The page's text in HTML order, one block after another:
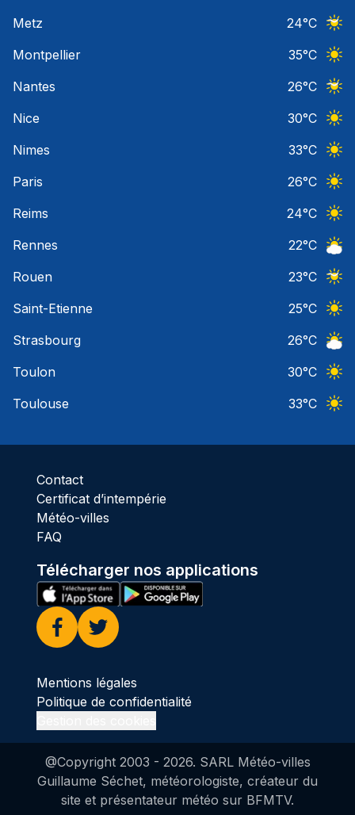
Metz
24°C
Montpellier
35°C
Nantes
26°C
Nice
30°C
Nimes
33°C
Paris
26°C
Reims
24°C
Rennes
22°C
Rouen
23°C
Saint-Etienne
25°C
Strasbourg
26°C
Toulon
30°C
Toulouse
33°C
Contact
Certificat d’intempérie
Météo-villes
FAQ
Télécharger nos applications
Facebook
Twitter
Mentions légales
Politique de confidentialité
@Copyright 2003 - 2026. SARL Météo-villes
Guillaume Séchet, météorologiste, créateur du
site et présentateur météo sur BFMTV.